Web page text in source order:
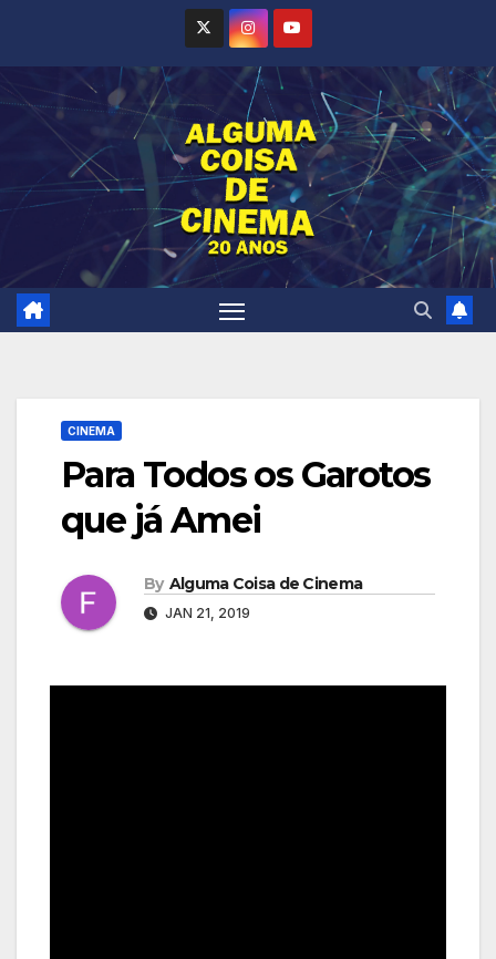
CINEMA
Para Todos os Garotos
que já Amei
By Alguma Coisa de Cinema
JAN 21, 2019